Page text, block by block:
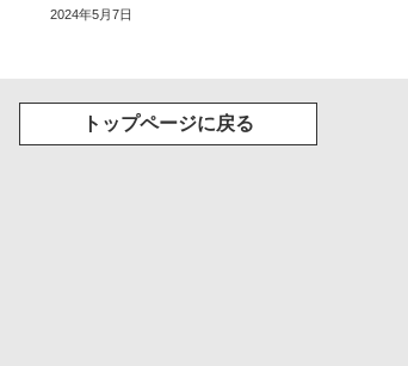
2024年5月7日
トップページに戻る